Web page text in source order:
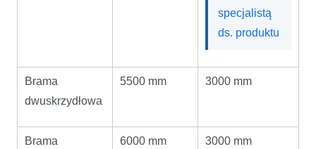
specjalistą
ds. produktu
Brama
dwuskrzydłowa
5500 mm 3000 mm
Brama
6000 mm 3000 mm